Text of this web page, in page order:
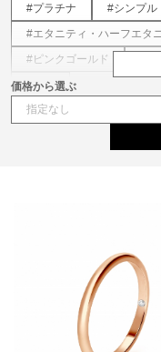
#プラチナ
#シンプル
#エタニティ・ハーフエタ
#ピンクゴールド
#
#色石
価格から選ぶ